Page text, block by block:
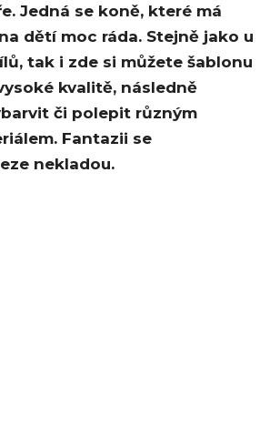
Jedná se koně, které má
dětí moc ráda. Stejně jako u
tak i zde si můžete šablonu
kvalitě, následně
či polepit různým
Fantazii se
nekladou.